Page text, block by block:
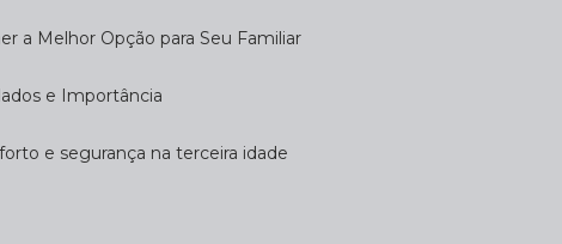
a Melhor Opção para Seu Familiar
e Importância
e segurança na terceira idade